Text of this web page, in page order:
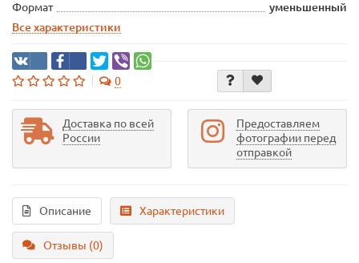
Формат
уменьшенный
Все характеристики
0
Доставка по всей
России
Предоставляем
фотографии перед
отправкой
Описание Характеристики
Отзывы (0)